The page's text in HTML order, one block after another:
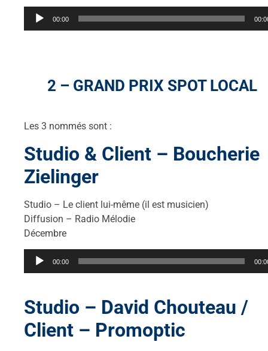
Lecteur
00:00
2 – GRAND PRIX SPOT LOCAL
Les 3 nommés sont :
Studio & Client – Boucherie
Zielinger
Studio – Le client lui-même (il est musicien)
Diffusion – Radio Mélodie
Décembre
Lecteur
00:00
Studio – David Chouteau /
Client – Promoptic